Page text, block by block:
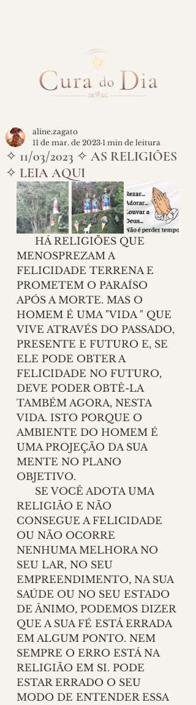
✧ 11/03/2023 ✧ AS RELIGIÕES
✧ LEIA AQUI
aline.zagato
11 de mar. de 2023 1 min de leitura
MENOSPREZAM A
FELICIDADE TERRENA E
PROMETEM O PARAÍSO
APÓS A MORTE. MAS O
HOMEM É UMA "VIDA " QUE
VIVE ATRAVÉS DO PASSADO,
PRESENTE E FUTURO E, SE
ELE PODE OBTER A
FELICIDADE NO FUTURO,
DEVE PODER OBTÊ-LA
TAMBÉM AGORA, NESTA
VIDA. ISTO PORQUE O
AMBIENTE DO HOMEM É
UMA PROJEÇÃO DA SUA
MENTE NO PLANO
OBJETIVO.
RELIGIÃO E NÃO
CONSEGUE A FELICIDADE
OU NÃO OCORRE
NENHUMA MELHORA NO
SEU LAR, NO SEU
EMPREENDIMENTO, NA SUA
SAÚDE OU NO SEU ESTADO
DE ÂNIMO, PODEMOS DIZER
QUE A SUA FÉ ESTÁ ERRADA
EM ALGUM PONTO. NEM
SEMPRE O ERRO ESTÁ NA
RELIGIÃO EM SI. PODE
ESTAR ERRADO O SEU
MODO DE ENTENDER ESSA